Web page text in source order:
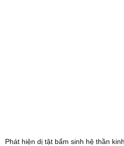
Phát hiện dị tật bẩm sinh hệ thần